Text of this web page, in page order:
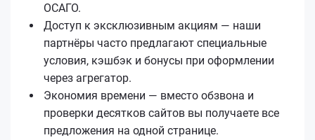
ОСАГО.
Доступ к эксклюзивным акциям — наши
партнёры часто предлагают специальные
условия, кэшбэк и бонусы при оформлении
через агрегатор.
Экономия времени — вместо обзвона и
проверки десятков сайтов вы получаете все
предложения на одной странице.